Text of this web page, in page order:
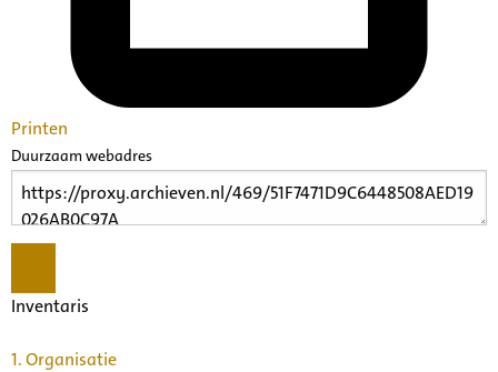
Printen
Duurzaam webadres
Inventaris
1.Organisatie